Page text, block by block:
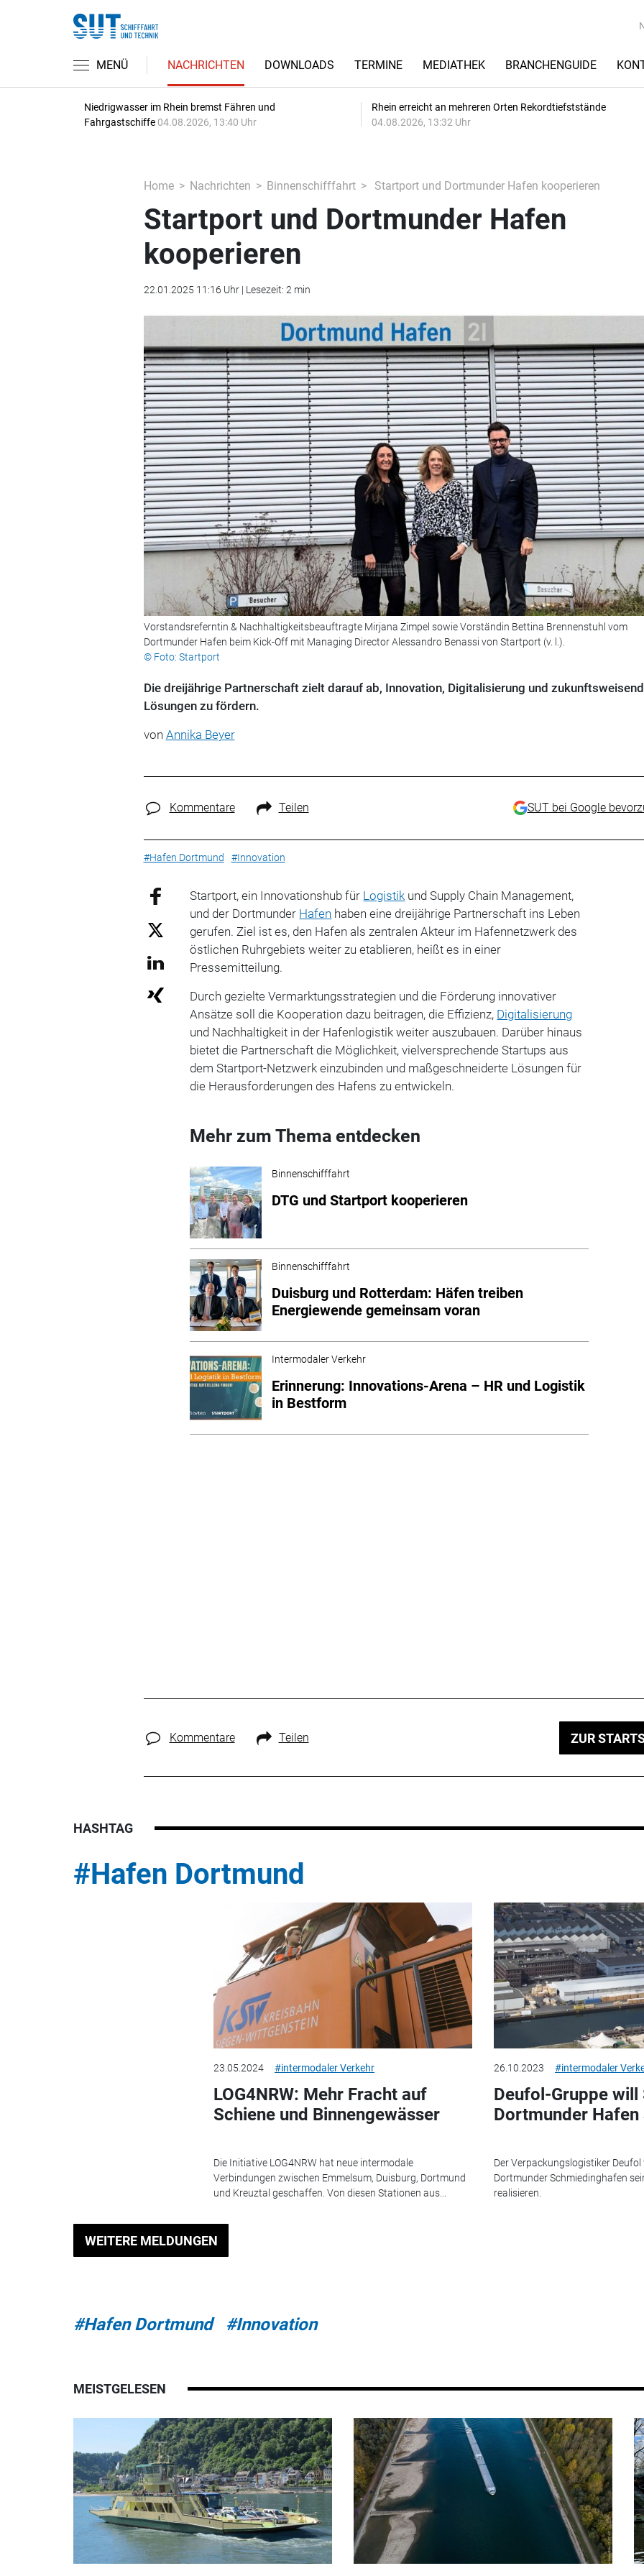
MENÜ NACHRICHTEN DOWNLOADS TERMINE MEDIATHEK BRANCHENGUIDE
Niedrigwasser im Rhein bremst Fähren und
Fahrgastschiffe 04.08.2026, 13:40 Uhr
Rhein erreicht an mehreren Orten Rekordtiefststände
04.08.2026, 13:32 Uhr
Home Nachrichten Binnenschifffahrt Startport und Dortmunder Hafen kooperieren
Startport und Dortmunder Hafen
kooperieren
22.01.2025 11:16 Uhr | Lesezeit: 2 min
Vorstandsreferntin & Nachhaltigkeitsbeauftragte Mirjana Zimpel sowie Vorständin Bettina Brennenstuhl vom
Dortmunder Hafen beim Kick-Off mit Managing Director Alessandro Benassi von Startport (v. l.).
© Foto: Startport
Die dreijährige Partnerschaft zielt darauf ab, Innovation, Digitalisierung und
Lösungen zu fördern.
von Annika Beyer
Kommentare Teilen SUT bei Google
#Hafen Dortmund #Innovation
Startport, ein Innovationshub für Logistik und Supply Chain Management,
und der Dortmunder Hafen haben eine dreijährige Partnerschaft ins Leben
gerufen. Ziel ist es, den Hafen als zentralen Akteur im Hafennetzwerk des
östlichen Ruhrgebiets weiter zu etablieren, heißt es in einer
Pressemitteilung.
Durch gezielte Vermarktungsstrategien und die Förderung innovativer
Ansätze soll die Kooperation dazu beitragen, die Effizienz, Digitalisierung
und Nachhaltigkeit in der Hafenlogistik weiter auszubauen. Darüber hinaus
bietet die Partnerschaft die Möglichkeit, vielversprechende Startups aus
dem Startport-Netzwerk einzubinden und maßgeschneiderte Lösungen für
die Herausforderungen des Hafens zu entwickeln.
Mehr zum Thema entdecken
Binnenschifffahrt
DTG und Startport kooperieren
Binnenschifffahrt
Duisburg und Rotterdam: Häfen treiben
Energiewende gemeinsam voran
Intermodaler Verkehr
Erinnerung: Innovations-Arena – HR und Logistik
in Bestform
Kommentare Teilen ZUR
HASHTAG
#Hafen Dortmund
23.05.2024 #intermodaler Verkehr
LOG4NRW: Mehr Fracht auf
Schiene und Binnengewässer
Die Initiative LOG4NRW hat neue intermodale
Verbindungen zwischen Emmelsum, Duisburg, Dortmund
und Kreuztal geschaffen. Von diesen Stationen aus...
26.10.2023 #intermodaler
Deufol-Gruppe
Dortmunder Hafen
Der Verpackungslogistiker
Dortmunder Schmiedinghafen
realisieren.
WEITERE MELDUNGEN
#Hafen Dortmund #Innovation
MEISTGELESEN